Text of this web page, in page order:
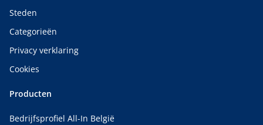
Steden
Categorieën
Privacy verklaring
Cookies
Producten
Bedrijfsprofiel All-In België